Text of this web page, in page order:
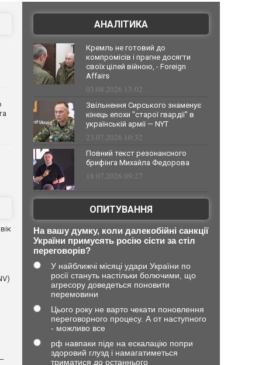
АНАЛІТИКА
Кремль не готовий до
компромісів і прагне досягти
своїх цілей війною, - Foreign
Affairs
03.08.2026 13:02
Звільнення Сирського знаменує
кінець епохи "старої гвардії" в
українській армії — NYT
23.07.2026 10:32
Повний текст резонансного
брифінга Михайла Федорова
18.07.2026 09:27
ОПИТУВАННЯ
На вашу думку, коли далекобійні санкції
України примусять росію сісти за стіл
переговорів?
У найближчі місяці удари України по
росії стануть настільки болючими, що
агресору доведеться поновити
перемовини
Цього року не варто чекати поновлення
переговорного процесу. А от наступного
- можливо все
рф навпаки піде на ескалацію попри
здоровий глузд і намагатиметься
триматися до останнього